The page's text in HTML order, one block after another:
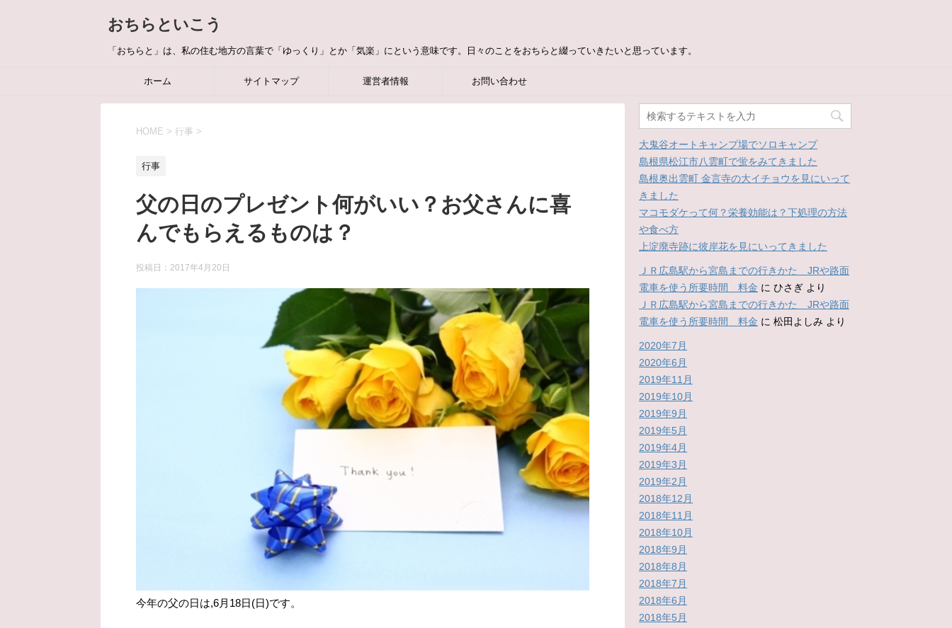
おちらといこう
「おちらと」は、私の住む地方の言葉で「ゆっくり」とか「気楽」にという意味です。日々のことをおちらと綴っていきたいと思っています。
ホーム サイトマップ 運営者情報 お問い合わせ
HOME > 行事 >
行事
父の日のプレゼント何がいい？お父さんに喜
んでもらえるものは？
投稿日： 2017年4月20日
今年の父の日は,6月18日(日)です。
大鬼谷オートキャンプ場でソロキャンプ
島根県松江市八雲町で蛍をみてきました
島根奥出雲町 金言寺の大イチョウを見にいって
きました
マコモダケって何？栄養効能は？下処理の方法
や食べ方
上淀廃寺跡に彼岸花を見にいってきました
ＪＲ広島駅から宮島までの行きかた JRや路面
電車を使う所要時間 料金 に ひさぎ より
ＪＲ広島駅から宮島までの行きかた JRや路面
電車を使う所要時間 料金 に 松田よしみ より
2020年7月
2020年6月
2019年11月
2019年10月
2019年9月
2019年5月
2019年4月
2019年3月
2019年2月
2018年12月
2018年11月
2018年10月
2018年9月
2018年8月
2018年7月
2018年6月
2018年5月